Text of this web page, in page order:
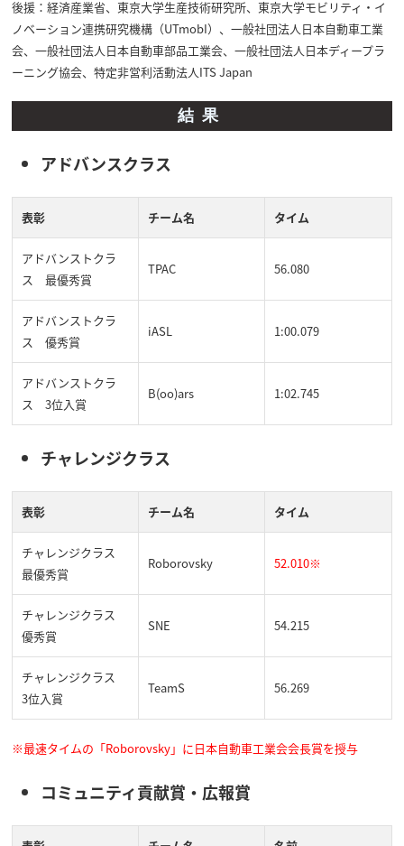
後援：経済産業省、東京大学生産技術研究所、東京大学モビリティ・イ
ノベーション連携研究機構（UTmobI）、一般社団法人日本自動車工業
会、一般社団法人日本自動車部品工業会、一般社団法人日本ディープラ
ーニング協会、特定非営利活動法人ITS Japan
結果
アドバンスクラス
表彰 チーム名 タイム
アドバンストクラ
ス 最優秀賞
TPAC 56.080
アドバンストクラ
ス 優秀賞
iASL 1:00.079
アドバンストクラ
ス 3位入賞
B(oo)ars 1:02.745
チャレンジクラス
表彰 チーム名 タイム
チャレンジクラス
最優秀賞
Roborovsky 52.010※
チャレンジクラス
優秀賞
SNE 54.215
チャレンジクラス
3位入賞
TeamS 56.269
※最速タイムの「Roborovsky」に日本自動車工業会会長賞を授与
コミュニティ貢献賞・広報賞